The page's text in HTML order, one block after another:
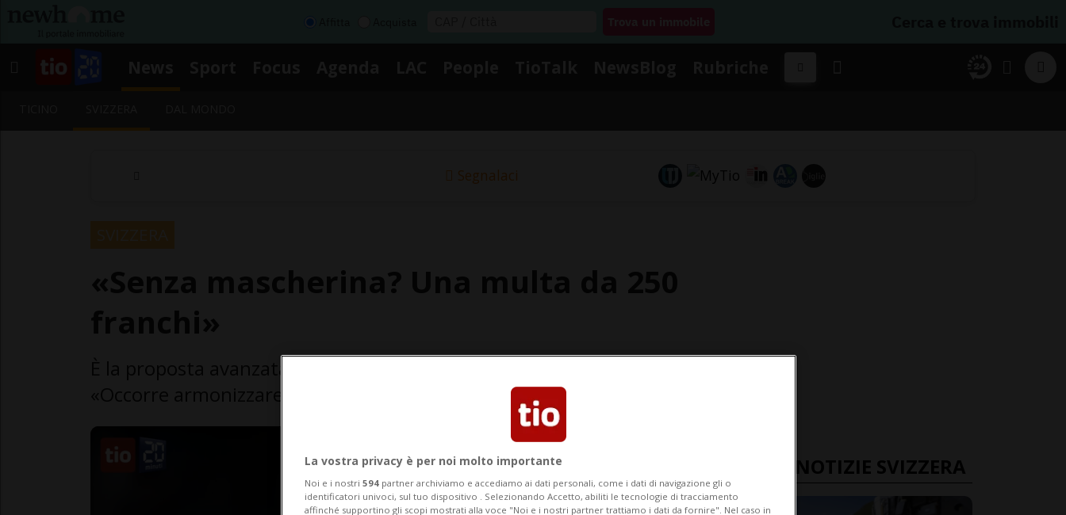
Segnalaci
«Occorre armonizzare le sanzioni a livello federale»
ULTIME NOTIZIE SVIZZERA
La vostra privacy è per noi molto importante
Noi e i nostri 594 partner archiviamo e accediamo ai dati personali, come i dati di navigazione gli o
identificatori univoci, sul tuo dispositivo . Selezionando Accetto, abiliti le tecnologie di tracciamento
affinché supportino gli scopi mostrati alla voce "Noi e i nostri partner trattiamo i dati da fornire". Nel caso in